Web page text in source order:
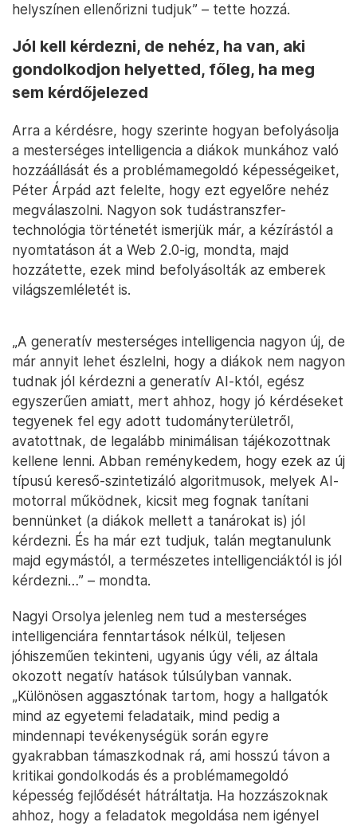
helyszínen ellenőrizni tudjuk” – tette hozzá.
Jól kell kérdezni, de nehéz, ha van, aki
gondolkodjon helyetted, főleg, ha meg
sem kérdőjelezed
Arra a kérdésre, hogy szerinte hogyan befolyásolja
a mesterséges intelligencia a diákok munkához való
hozzáállását és a problémamegoldó képességeiket,
Péter Árpád azt felelte, hogy ezt egyelőre nehéz
megválaszolni. Nagyon sok tudástranszfer-
technológia történetét ismerjük már, a kézírástól a
nyomtatáson át a Web 2.0-ig, mondta, majd
hozzátette, ezek mind befolyásolták az emberek
világszemléletét is.
„A generatív mesterséges intelligencia nagyon új, de
már annyit lehet észlelni, hogy a diákok nem nagyon
tudnak jól kérdezni a generatív AI-któl, egész
egyszerűen amiatt, mert ahhoz, hogy jó kérdéseket
tegyenek fel egy adott tudományterületről,
avatottnak, de legalább minimálisan tájékozottnak
kellene lenni. Abban reménykedem, hogy ezek az új
típusú kereső-szintetizáló algoritmusok, melyek AI-
motorral működnek, kicsit meg fognak tanítani
bennünket (a diákok mellett a tanárokat is) jól
kérdezni. És ha már ezt tudjuk, talán megtanulunk
majd egymástól, a természetes intelligenciáktól is jól
kérdezni…” – mondta.
Nagyi Orsolya jelenleg nem tud a mesterséges
intelligenciára fenntartások nélkül, teljesen
jóhiszeműen tekinteni, ugyanis úgy véli, az általa
okozott negatív hatások túlsúlyban vannak.
„Különösen aggasztónak tartom, hogy a hallgatók
mind az egyetemi feladataik, mind pedig a
mindennapi tevékenységük során egyre
gyakrabban támaszkodnak rá, ami hosszú távon a
kritikai gondolkodás és a problémamegoldó
képesség fejlődését hátráltatja. Ha hozzászoknak
ahhoz, hogy a feladatok megoldása nem igényel